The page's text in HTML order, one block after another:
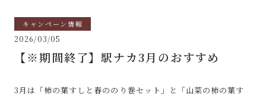
キャンペーン情報
2026/03/05
【※期間終了】駅ナカ3月のおすすめ
3月は「柿の葉すしと春ののり巻セット」と「山菜の柿の葉す